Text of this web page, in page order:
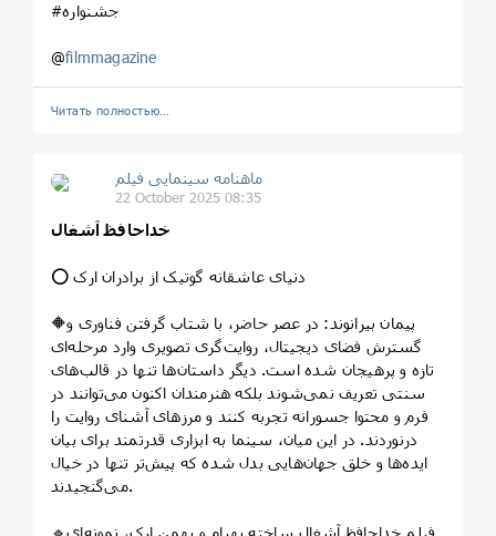
#جشنواره
@filmmagazine
Читать полностью…
ماهنامه سینمایی فیلم
22 October 2025 08:35
خداحافظ آشغال
⭕️ دنیای عاشقانه گوتیک از برادران ارک
🔶پیمان بیرانوند: در عصر حاضر، با شتاب گرفتن فناوری و
گسترش فضای دیجیتال، روایت‌گری تصویری وارد مرحله‌ای
تازه و پرهیجان شده است. دیگر داستان‌ها تنها در قالب‌های
سنتی تعریف نمی‌شوند بلکه هنرمندان اکنون می‌توانند در
فرم و محتوا جسورانه تجربه کنند و مرزهای آشنای روایت را
درنوردند. در این میان، سینما به ابزاری قدرتمند برای بیان
ایده‌ها و خلق جهان‌هایی بدل شده که پیش‌تر تنها در خیال
می‌گنجیدند.